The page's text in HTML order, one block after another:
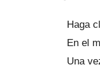
Haga
En el
Una